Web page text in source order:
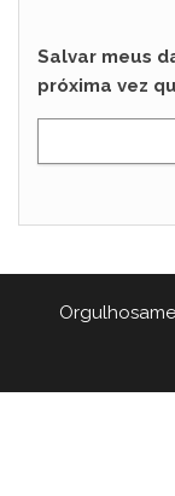
Salvar meus
próxima vez